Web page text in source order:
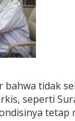
tidak
seperti
tetap